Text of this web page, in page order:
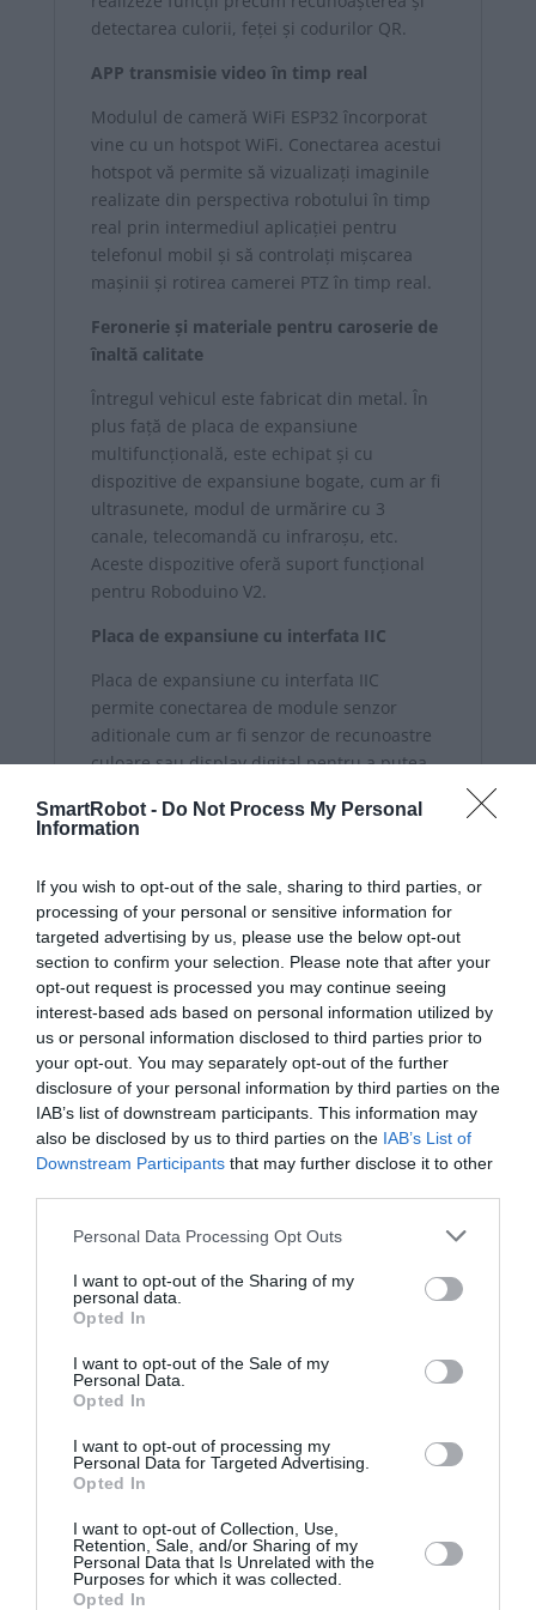
SmartRobot - Do Not Process My Personal
Information
If you wish to opt-out of the sale, sharing to third parties, or
processing of your personal or sensitive information for
targeted advertising by us, please use the below opt-out
section to confirm your selection. Please note that after your
opt-out request is processed you may continue seeing
interest-based ads based on personal information utilized by
us or personal information disclosed to third parties prior to
your opt-out. You may separately opt-out of the further
disclosure of your personal information by third parties on the
IAB’s list of downstream participants. This information may
also be disclosed by us to third parties on the IAB’s List of
Downstream Participants that may further disclose it to other
Personal Data Processing Opt Outs
I want to opt-out of the Sharing of my
personal data.
Opted In
I want to opt-out of the Sale of my
Personal Data.
Opted In
I want to opt-out of processing my
Personal Data for Targeted Advertising.
Opted In
I want to opt-out of Collection, Use,
Retention, Sale, and/or Sharing of my
Personal Data that Is Unrelated with the
Purposes for which it was collected.
Opted In
detectarea culorii, feței și codurilor QR.
APP transmisie video în timp real
Modulul de cameră WiFi ESP32 încorporat
vine cu un hotspot WiFi. Conectarea acestui
hotspot vă permite să vizualizați imaginile
realizate din perspectiva robotului în timp
real prin intermediul aplicației pentru
telefonul mobil și să controlați mișcarea
mașinii și rotirea camerei PTZ în timp real.
Feronerie și materiale pentru caroserie de
înaltă calitate
Întregul vehicul este fabricat din metal. În
plus față de placa de expansiune
multifuncțională, este echipat și cu
dispozitive de expansiune bogate, cum ar fi
ultrasunete, modul de urmărire cu 3
canale, telecomandă cu infraroșu, etc.
Aceste dispozitive oferă suport funcțional
pentru Roboduino V2.
Placa de expansiune cu interfata IIC
Placa de expansiune cu interfata IIC
permite conectarea de module senzor
aditionale cum ar fi senzor de recunoastre
culoare sau display digital pentru a putea
Senzorii se achizitioneaza separat.
Compatibil cu platforma oficială de
programare IDE, acceptă programarea în
limbaj C și este potrivit pentru persoanele
de diferite vârste pentru a învăța
programarea.
Ușor de asamblat și tutoriale detaliate
Procesul de asamblare al Roboduino V2
este simplu și ușor de înțeles, iar toate
cablajele utilizează interfață de conectare
asamblare și pași clari, precum și toate
programele și codurile necesare.
Curricula cu 11 lectii
Pachetul contine:
1x placa de baza Arduino UNO R3;
1x placa de expansiune;
1x carcasa metalica;
1x pachet suruburi;
1x cablu 5pini;
4x roti mecanum;